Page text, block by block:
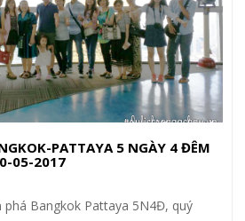
PATTAYA 5 NGÀY 4 ĐÊM
05-2017
phá Bangkok Pattaya 5N4Đ, quý